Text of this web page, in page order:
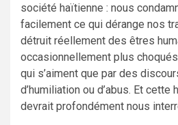
société haïtienne : nous
facilement ce qui dérange nos
détruit réellement des êtres
occasionnellement plus
qui s’aiment que par des
d’humiliation ou d’abus. Et cette
devrait profondément nous